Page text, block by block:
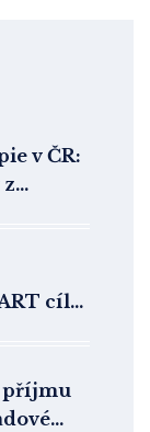
v ČR:
z
cíle
příjmu